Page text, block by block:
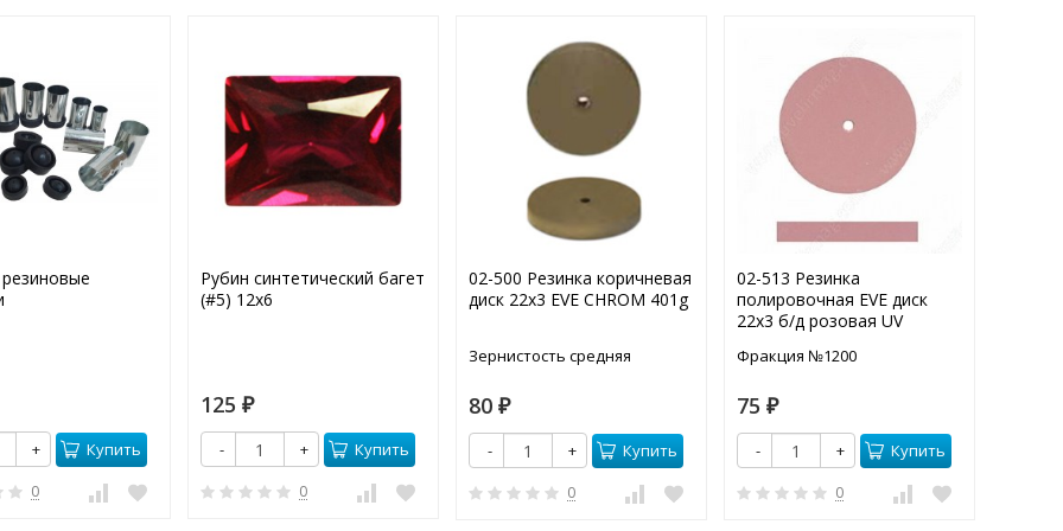
+ Купить
0
Рубин синтетический багет
(#5) 12х6
125 ₽
- + Купить
0
02-500 Резинка коричневая
диск 22х3 EVE CHROM 401g
Зернистость средняя
80 ₽
- + Купить
0
02-513 Резинка
полировочная EVE диск
22х3 б/д розовая UV
Фракция №1200
75 ₽
- + Купить
0